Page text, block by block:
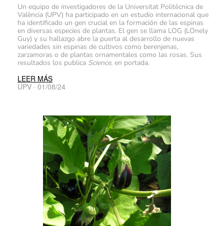
Un equipo de investigadores de la Universitat Politècnica de
València (UPV) ha participado en un estudio internacional que
ha identificado un gen crucial en la formación de las espinas
en diversas especies de plantas. El gen se llama LOG (LOnely
Guy) y su hallazgo abre la puerta al desarrollo de nuevas
variedades sin espinas de cultivos como berenjenas,
zarzamoras o de plantas ornamentales como las rosas. Sus
resultados los publica Science, en portada.
LEER MÁS
UPV · 01/08/24